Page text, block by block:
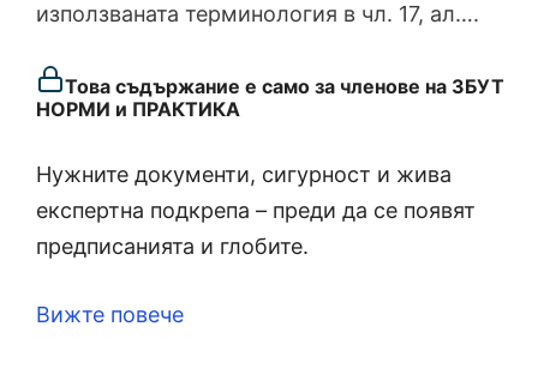
използваната терминология в чл. 17, ал….
Това съдържание е само за членове на ЗБУТ
НОРМИ и ПРАКТИКА
Нужните документи, сигурност и жива
експертна подкрепа – преди да се появят
предписанията и глобите.
Вижте повече